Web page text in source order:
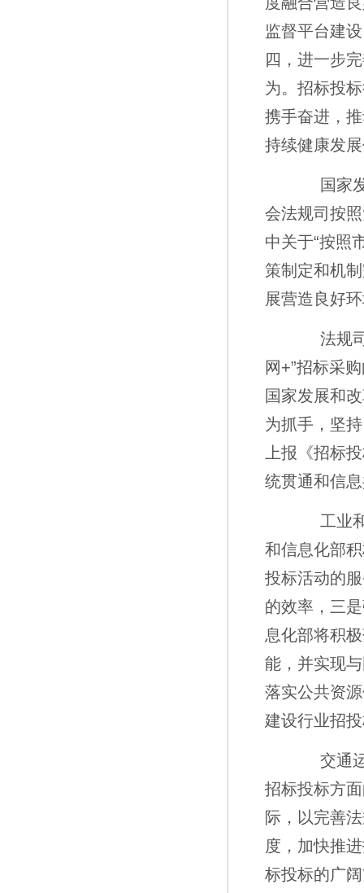
监督平台建
四，进一步
为。招标投
携手奋进，
持续健康发
国家发
会法规司按
中关于“按照
策制定和机
展营造良好
法规司
网+”招标采
国家发展和
为抓手，坚
上报《招标
统贯通和信
工业和
和信息化部
投标活动的
的效率，三
息化部将积
能，并实现
落实公共资
建设行业招
交通运
招标投标方
际，以完善
度，加快推
标投标的广